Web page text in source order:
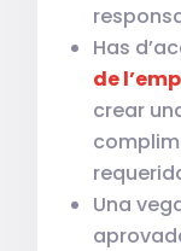
Has
de
crear
Una